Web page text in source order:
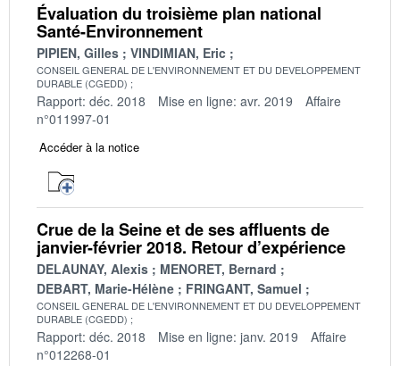
Évaluation du troisième plan national
Santé-Environnement
PIPIEN, Gilles VINDIMIAN, Eric
CONSEIL GENERAL DE L'ENVIRONNEMENT ET DU DEVELOPPEMENT
DURABLE (CGEDD)
Rapport: déc. 2018 Mise en ligne: avr. 2019
Affaire
n°011997-01
Accéder à la notice
Crue de la Seine et de ses affluents de
janvier-février 2018. Retour d’expérience
DELAUNAY, Alexis
MENORET, Bernard
DEBART, Marie-Hélène
FRINGANT, Samuel
CONSEIL GENERAL DE L'ENVIRONNEMENT ET DU DEVELOPPEMENT
DURABLE (CGEDD)
Rapport: déc. 2018 Mise en ligne: janv. 2019
Affaire
n°012268-01